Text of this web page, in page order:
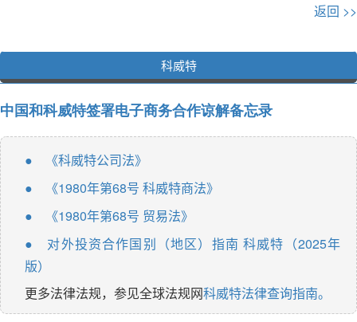
返回 >>
科威特
中国和科威特签署电子商务合作谅解备忘录
● 《科威特公司法》
● 《1980年第68号 科威特商法》
● 《1980年第68号 贸易法》
●
对外投资合作国别（地区）指南 科威特（2025年
版）
更多法律法规，参见全球法规网科威特法律查询指南。